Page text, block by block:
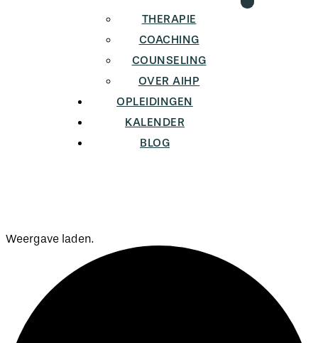
THERAPIE
COACHING
COUNSELING
OVER AIHP
OPLEIDINGEN
KALENDER
BLOG
Weergave laden.